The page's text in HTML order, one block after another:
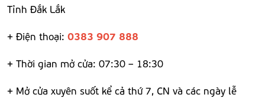
Tỉnh Đắk Lắk
+ Điện thoại: 0383 907 888
+ Thời gian mở cửa: 07:30 – 18:30
+ Mở cửa xuyên suốt kể cả thứ 7, CN và các ngày lễ